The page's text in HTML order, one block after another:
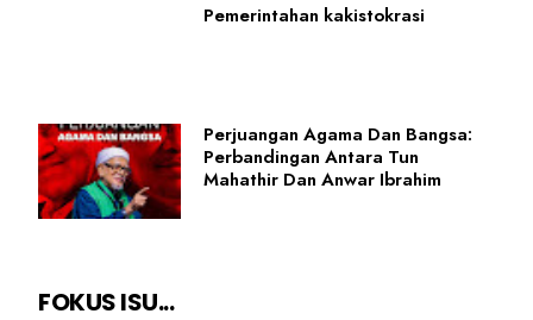
Pemerintahan kakistokrasi
Perjuangan Agama Dan Bangsa:
Perbandingan Antara Tun
Mahathir Dan Anwar Ibrahim
FOKUS ISU...